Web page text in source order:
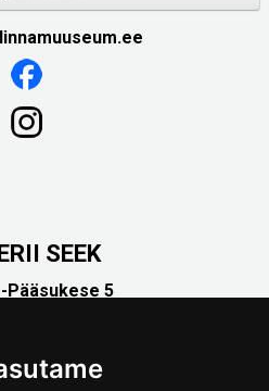
SEEK
Pääsukese 5